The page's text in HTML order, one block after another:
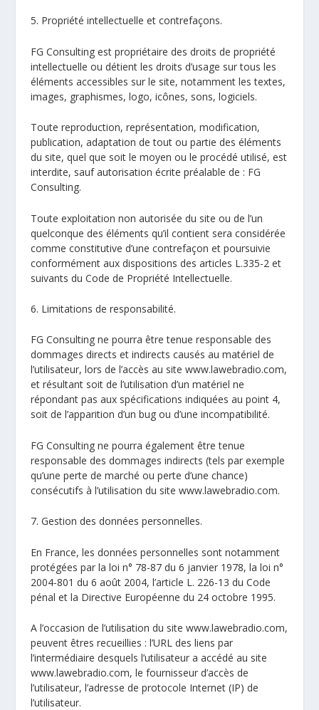
5. Propriété intellectuelle et contrefaçons.
FG Consulting est propriétaire des droits de propriété
intellectuelle ou détient les droits d’usage sur tous les
éléments accessibles sur le site, notamment les textes,
images, graphismes, logo, icônes, sons, logiciels.
Toute reproduction, représentation, modification,
publication, adaptation de tout ou partie des éléments
du site, quel que soit le moyen ou le procédé utilisé, est
interdite, sauf autorisation écrite préalable de : FG
Consulting.
Toute exploitation non autorisée du site ou de l’un
quelconque des éléments qu’il contient sera considérée
comme constitutive d’une contrefaçon et poursuivie
conformément aux dispositions des articles L.335-2 et
suivants du Code de Propriété Intellectuelle.
6. Limitations de responsabilité.
FG Consulting ne pourra être tenue responsable des
dommages directs et indirects causés au matériel de
l’utilisateur, lors de l’accès au site www.lawebradio.com,
et résultant soit de l’utilisation d’un matériel ne
répondant pas aux spécifications indiquées au point 4,
soit de l’apparition d’un bug ou d’une incompatibilité.
FG Consulting ne pourra également être tenue
responsable des dommages indirects (tels par exemple
qu’une perte de marché ou perte d’une chance)
consécutifs à l’utilisation du site www.lawebradio.com.
7. Gestion des données personnelles.
En France, les données personnelles sont notamment
protégées par la loi n° 78-87 du 6 janvier 1978, la loi n°
2004-801 du 6 août 2004, l’article L. 226-13 du Code
pénal et la Directive Européenne du 24 octobre 1995.
A l’occasion de l’utilisation du site www.lawebradio.com,
peuvent êtres recueillies : l’URL des liens par
l’intermédiaire desquels l’utilisateur a accédé au site
www.lawebradio.com, le fournisseur d’accès de
l’utilisateur, l’adresse de protocole Internet (IP) de
l’utilisateur.